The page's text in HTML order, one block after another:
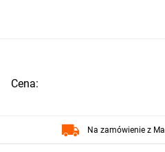
Cena:
Na zamówienie z